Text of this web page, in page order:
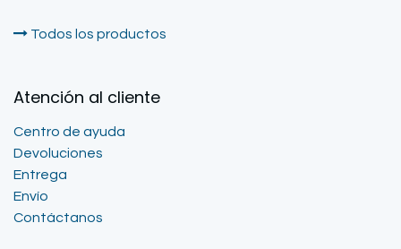
Todos los productos
Atención al cliente
Centro de ayuda
Devoluciones
Entrega
Envío
Contáctanos